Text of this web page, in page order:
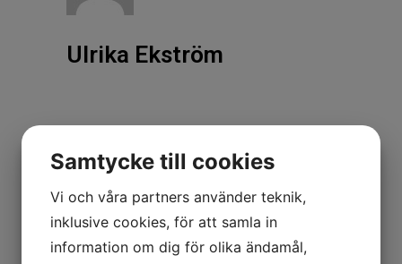
Ulrika Ekström
No Comments
Samtycke till cookies
Vi och våra partners använder teknik,
inklusive cookies, för att samla in
information om dig för olika ändamål,